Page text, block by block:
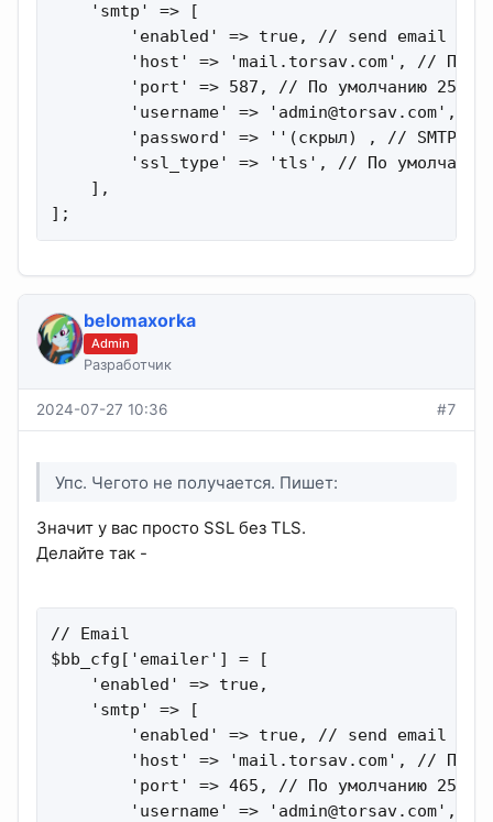
    'smtp' => [
'enabled' => true, // send email
'host' => 'mail.torsav.com', // По
'port' => 587, // По умолчанию 25,
        'username' => '
admin@torsav.com', //
'password' => ''(скрыл) , // SMTP
'ssl_type' => 'tls', // По
    ],
];
belomaxorka
Admin
Разработчик
2024-07-27 10:36 #7
Упс. Чегото не получается. Пишет:
Значит у вас просто SSL без TLS.
Делайте так -
// Email
$bb_cfg['emailer'] = [
    'enabled' => true,
    'smtp' => [
'enabled' => true, // send email
'host' => 'mail.torsav.com', // По
'port' => 465, // По умолчанию 25,
        'username' => '
admin@torsav.com', //